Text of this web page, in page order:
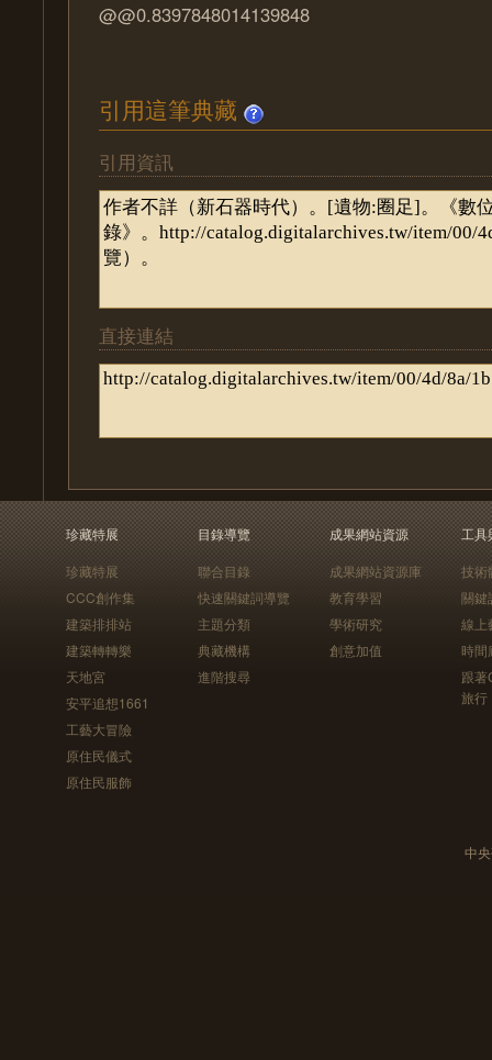
@@0.8397848014139848
引用這筆典藏
引用資訊
直接連結
珍藏特展
珍藏特展
CCC創作集
建築排排站
建築轉轉樂
天地宮
安平追想1661
工藝大冒險
原住民儀式
原住民服飾
目錄導覽
聯合目錄
快速關鍵詞導覽
主題分類
典藏機構
進階搜尋
成果網站資源
成果網站資源庫
教育學習
學術研究
創意加值
工具
技術
關鍵
線上
時間
跟
旅行
中